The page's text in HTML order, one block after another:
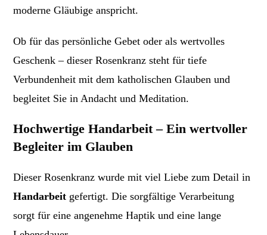
moderne Gläubige anspricht.
Ob für das persönliche Gebet oder als wertvolles
Geschenk – dieser Rosenkranz steht für tiefe
Verbundenheit mit dem katholischen Glauben und
begleitet Sie in Andacht und Meditation.
Hochwertige Handarbeit – Ein wertvoller
Begleiter im Glauben
Dieser Rosenkranz wurde mit viel Liebe zum Detail in
Handarbeit gefertigt. Die sorgfältige Verarbeitung
sorgt für eine angenehme Haptik und eine lange